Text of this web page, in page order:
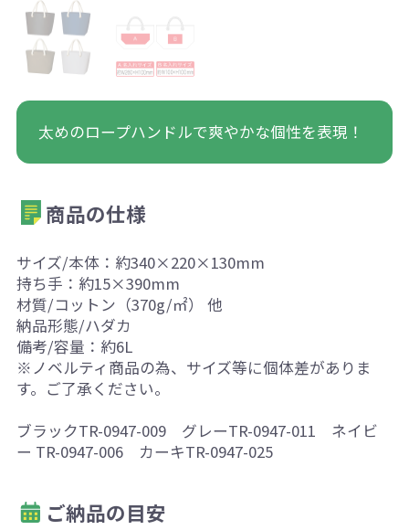
太めのロープハンドルで爽やかな個性を表現！
商品の仕様
サイズ/本体：約340×220×130mm
持ち手：約15×390mm
材質/コットン（370g/㎡） 他
納品形態/ハダカ
備考/容量：約6L
※ノベルティ商品の為、サイズ等に個体差がありま
す。ご了承ください。
ブラックTR-0947-009 グレーTR-0947-011 ネイビ
ー TR-0947-006 カーキTR-0947-025
ご納品の目安